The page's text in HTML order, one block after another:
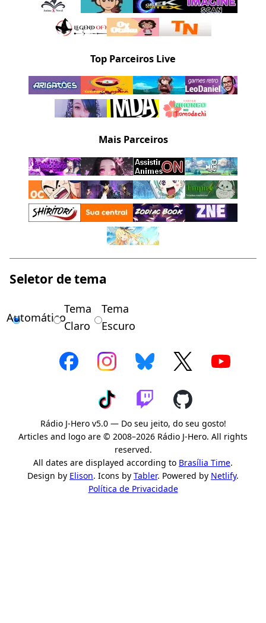
Top Parceiros Live
Mais Parceiros
Seletor de tema
Automático
Tema
Claro
Tema
Escuro
Rádio J-Hero v5.0 — Do seu jeito, do seu gosto!
Articles and logo are © 2008–2026 Rádio J-Hero. All rights
reserved.
All dates are displayed according to Brasília Time.
Design by Elison. Icons by Tabler. Powered by Netlify.
Política de Privacidade